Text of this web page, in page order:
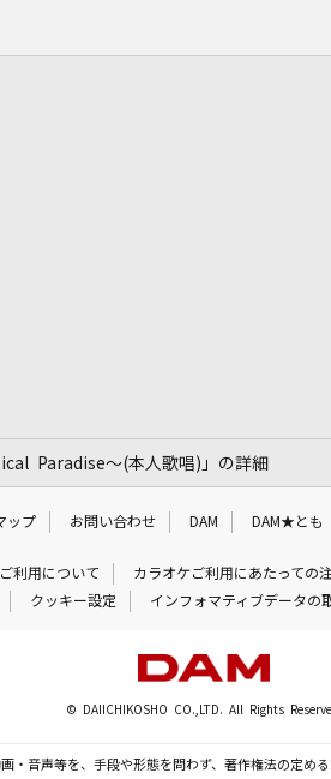
Paradise～(本人歌唱)」の詳細
ップ お問い合わせ DAM DAM★とも
利用について カラオケご利用にあたっての
クッキー設定 インフォマティブデータの
© DAIICHIKOSHO CO.,LTD. All Rights
・音声等を、手段や形態を問わず、著作権法の定め